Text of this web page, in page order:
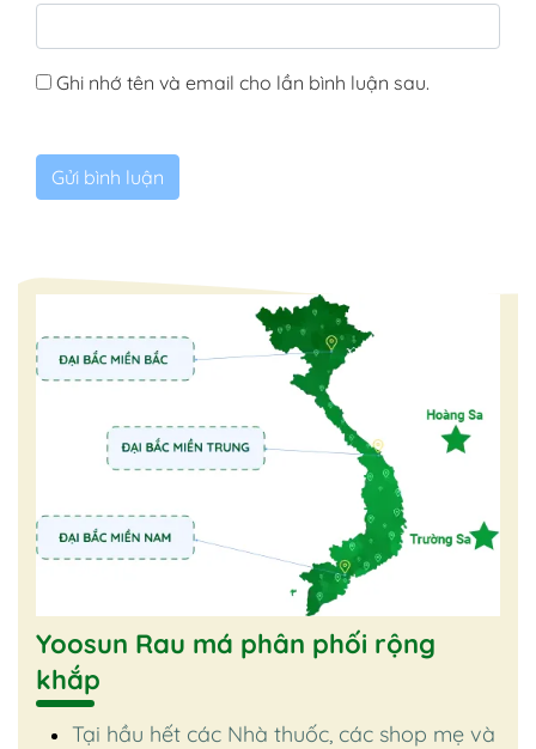
Ghi nhớ tên và email cho lần bình luận sau.
Yoosun Rau má phân phối rộng
khắp
Tại hầu hết các Nhà thuốc, các shop mẹ và